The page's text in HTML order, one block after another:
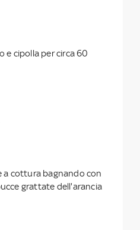
e cipolla per circa 60
a cottura bagnando con
grattate dell'arancia